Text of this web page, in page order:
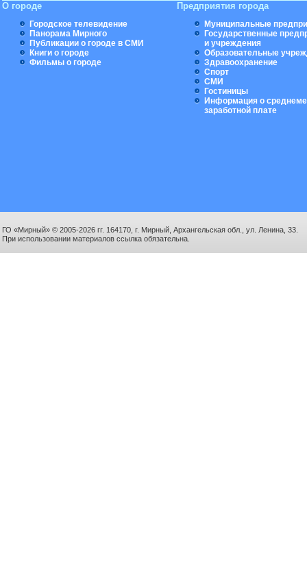
О городе
Городское телевидение
Панорама Мирного
Публикации о городе в СМИ
Книги о городе
Фильмы о городе
Предприятия города
Муниципальные
Государственные
и учреждения
Образовательные
Здравоохранение
Спорт
СМИ
Гостиницы
Информация о
заработной плате
ГО «Мирный» © 2005-2026 гг. 164170, г. Мирный, Архангельская обл., ул. Ленина, 33.
При использовании материалов ссылка обязательна.